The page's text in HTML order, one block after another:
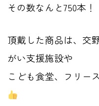
その数なんと750本！
頂戴した商品は、交
がい支援施設や
こども食堂、フリー